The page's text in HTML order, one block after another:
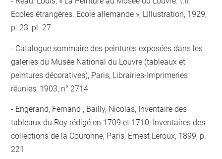
Ecoles étrangères. Ecole allemande », L'Illustration, 1929,
p. 23, pl. 27
Catalogue sommaire des peintures exposées dans les
galeries du Musée National du Louvre (tableaux et
peintures décoratives), Paris, Librairies-Imprimeries
réunies, 1903, n° 2714
Engerand, Fernand ; Bailly, Nicolas, Inventaire des
tableaux du Roy rédigé en 1709 et 1710, Inventaires des
collections de la Couronne, Paris, Ernest Leroux, 1899, p.
221